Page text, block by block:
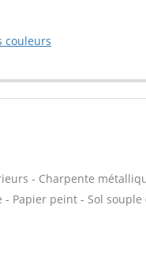
couleurs
- Charpente
Papier peint - Sol souple